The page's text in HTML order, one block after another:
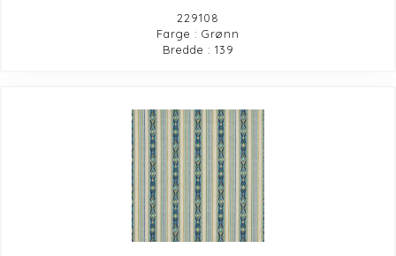
229108
Farge : Grønn
Bredde : 139